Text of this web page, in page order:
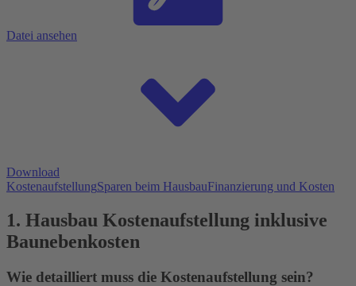
Datei ansehen
Download
KostenaufstellungSparen beim HausbauFinanzierung und Kosten
1. Hausbau Kostenaufstellung inklusive
Baunebenkosten
Wie detailliert muss die Kostenaufstellung sein?